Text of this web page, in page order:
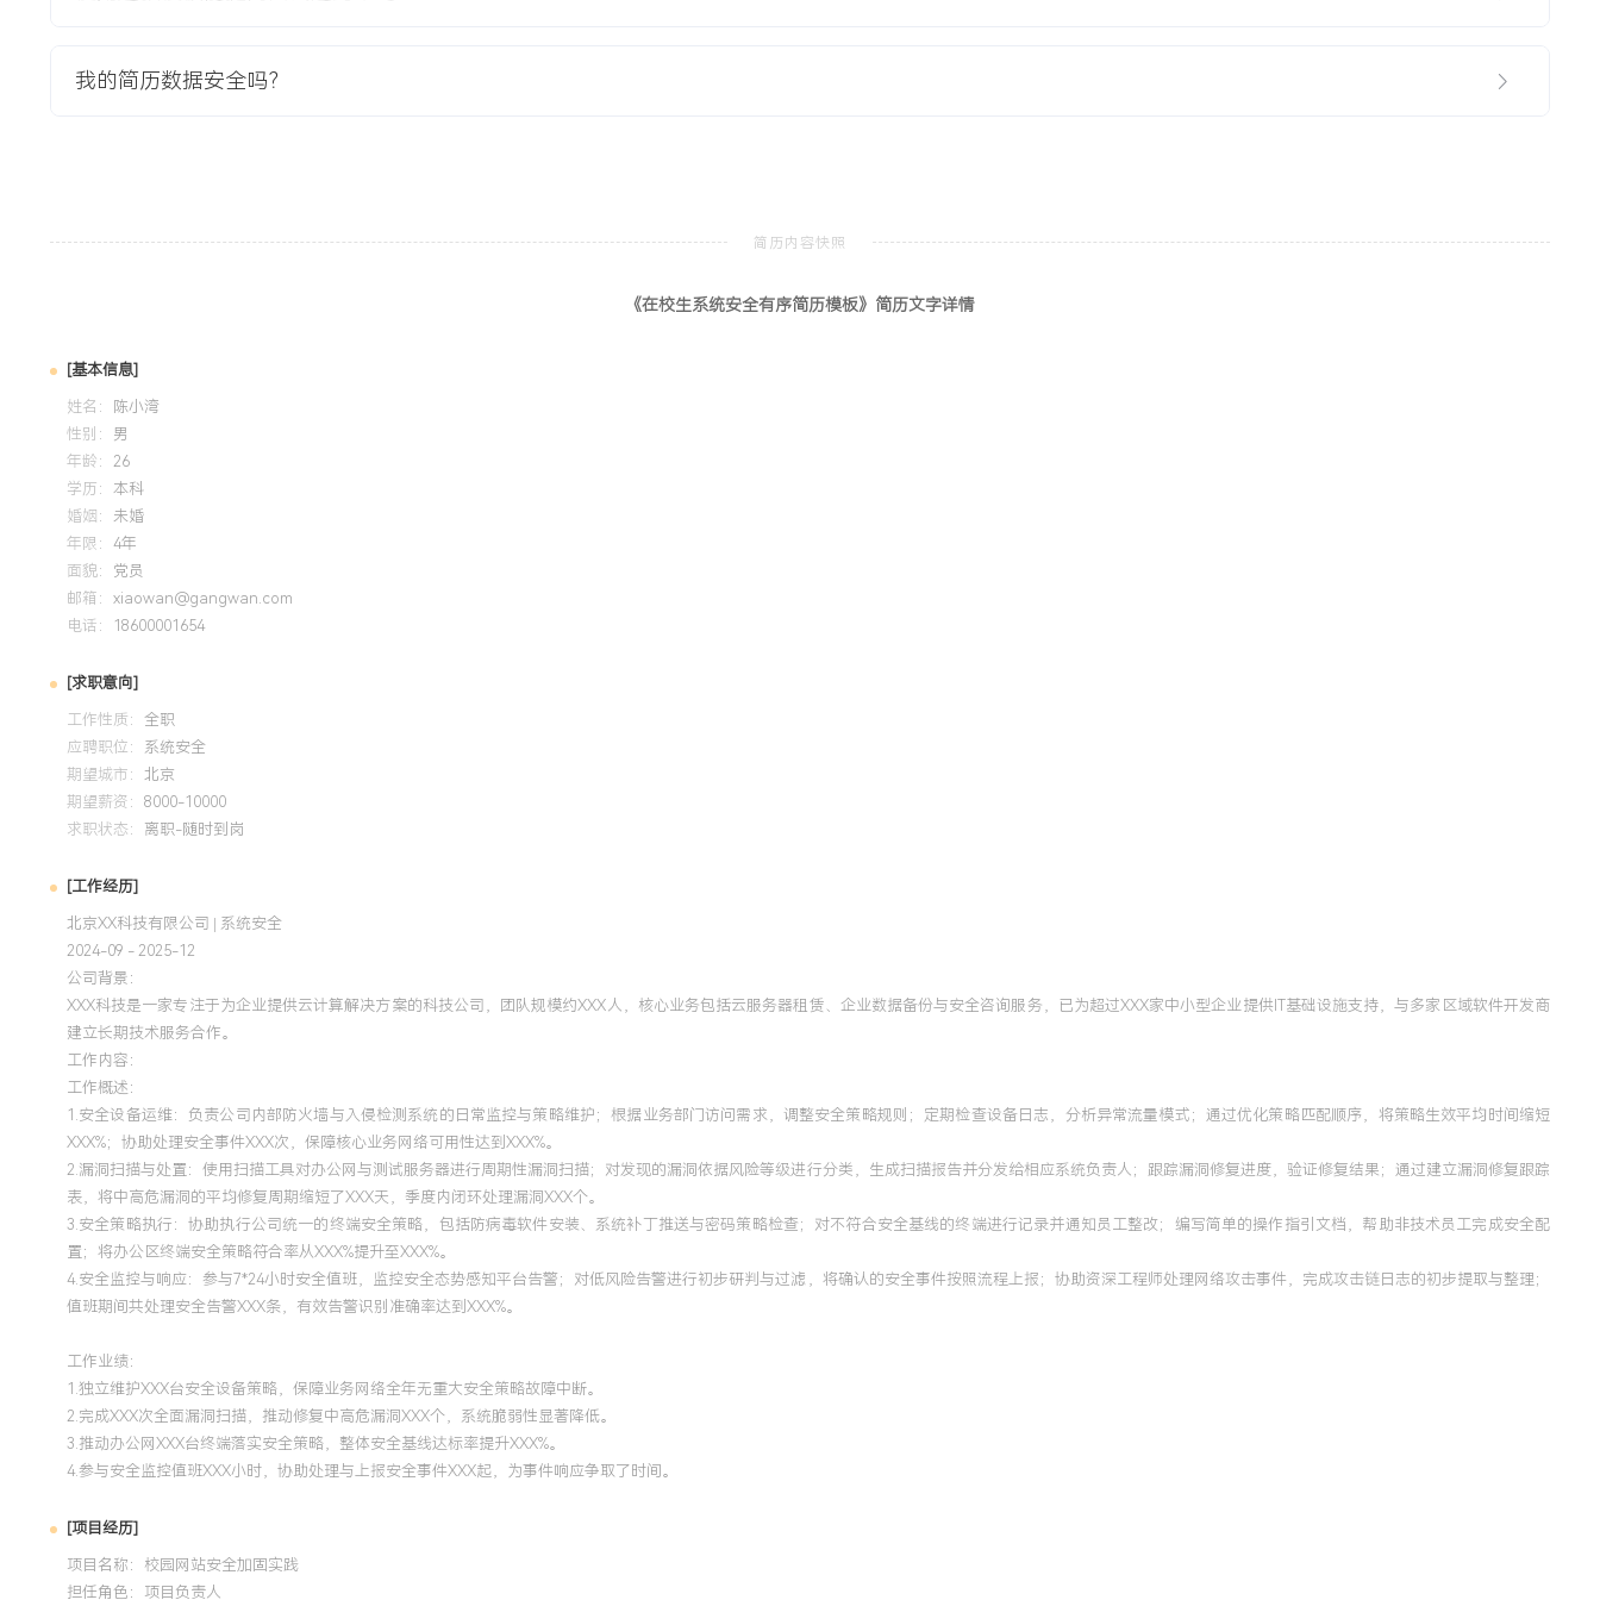
流程，具备安全事件初步分析与处置能力，在实践项目中成功将目标系统漏洞数量降低
CISP-PTE北京
系统学习了渗透测试的方法论、流程与实操技术，涵盖信息收集、漏洞发现、漏洞利用及
与验证安全风险的能力。
我的简历数据安全吗？
《在校生系统安全有序简历模板》简历文字详情
[基本信息]
姓名：
陈小湾
性别： 男
年龄： 26
学历： 本科
婚姻： 未婚
年限： 4年
面貌： 党员
邮箱： xiaowan@gangwan.com
电话：
18600001654
[求职意向]
工作性质： 全职
应聘职位： 系统安全
期望城市： 北京
期望薪资： 8000-10000
求职状态： 离职-随时到岗
[工作经历]
北京XX科技有限公司 | 系统安全
2024-09 - 2025-12
公司背景：
XXX科技是一家专注于为企业提供云计算解决方案的科技公司，团队规模约XXX人，核心业务包括云服务器租赁、企业数据备份与安全咨询服务，已为超过XXX家中小型企业提供IT基础设施支持，与多家区域软件开发商
建立长期技术服务合作。
工作内容：
工作概述：
1.安全设备运维：负责公司内部防火墙与入侵检测系统的日常监控与策略维护；根据业务部门访问需求，调整安全策略规则；定期检查设备日志，分析异常流量模式；通过优化策略匹配顺序，将策略生效平均时间缩短
XXX%；协助处理安全事件XXX次，保障核心业务网络可用性达到XXX%。
2.漏洞扫描与处置：使用扫描工具对办公网与测试服务器进行周期性漏洞扫描；对发现的漏洞依据风险等级进行分类，生成扫描报告并分发给相应系统负责人；跟踪漏洞修复进度，验证修复结果；通过建立漏洞修复跟踪
表，将中高危漏洞的平均修复周期缩短了XXX天，季度内闭环处理漏洞XXX个。
3.安全策略执行：协助执行公司统一的终端安全策略，包括防病毒软件安装、系统补丁推送与密码策略检查；对不符合安全基线的终端进行记录并通知员工整改；编写简单的操作指引文档，帮助非技术员工完成安全配
置；将办公区终端安全策略符合率从XXX%提升至XXX%。
4.安全监控与响应：参与7*24小时安全值班，监控安全态势感知平台告警；对低风险告警进行初步研判与过滤，将确认的安全事件按照流程上报；协助资深工程师处理网络攻击事件，完成攻击链日志的初步提取与整理；
值班期间共处理安全告警XXX条，有效告警识别准确率达到XXX%。
工作业绩：
1.独立维护XXX台安全设备策略，保障业务网络全年无重大安全策略故障中断。
2.完成XXX次全面漏洞扫描，推动修复中高危漏洞XXX个，系统脆弱性显著降低。
3.推动办公网XXX台终端落实安全策略，整体安全基线达标率提升XXX%。
4.参与安全监控值班XXX小时，协助处理与上报安全事件XXX起，为事件响应争取了时间。
[项目经历]
项目名称：校园网站安全加固实践
担任角色： 项目负责人